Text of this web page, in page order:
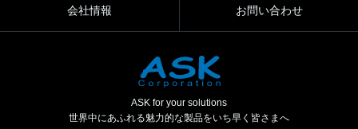
会社情報 お問い合わせ
ASK for your solutions
世界中にあふれる魅力的な製品をいち早く皆さまへ